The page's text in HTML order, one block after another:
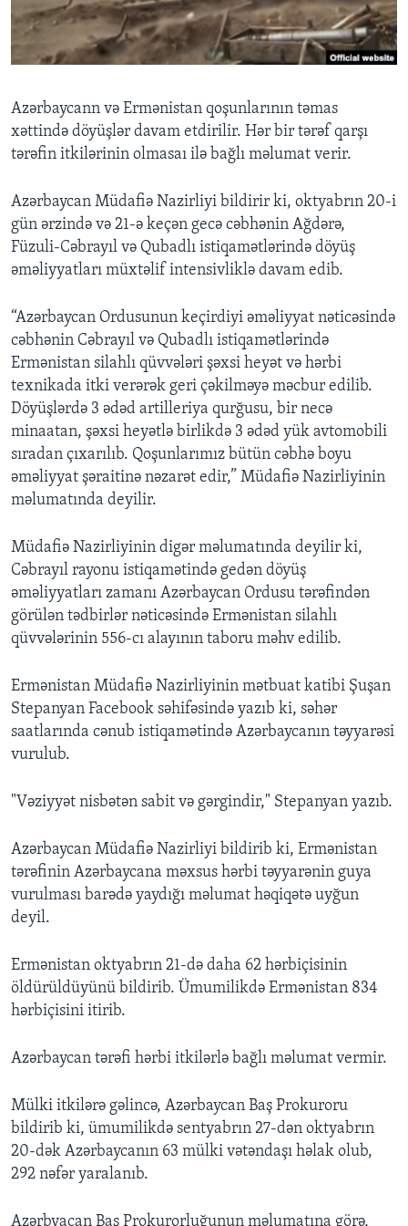
BIZI IZLƏYIN
Dillər
Azərbaycann və Ermənistan qoşunlarının təmas
xəttində döyüşlər davam etdirilir. Hər bir tərəf qarşı
tərəfin itkilərinin olmasaı ilə bağlı məlumat verir.
Azərbaycan Müdafiə Nazirliyi bildirir ki, oktyabrın 20-i
gün ərzində və 21-ə keçən gecə cəbhənin Ağdərə,
Füzuli-Cəbrayıl və Qubadlı istiqamətlərində döyüş
əməliyyatları müxtəlif intensivliklə davam edib.
“Azərbaycan Ordusunun keçirdiyi əməliyyat nəticəsində
cəbhənin Cəbrayıl və Qubadlı istiqamətlərində
Ermənistan silahlı qüvvələri şəxsi heyət və hərbi
texnikada itki verərək geri çəkilməyə məcbur edilib.
Döyüşlərdə 3 ədəd artilleriya qurğusu, bir necə
minaatan, şəxsi heyətlə birlikdə 3 ədəd yük avtomobili
sıradan çıxarılıb. Qoşunlarımız bütün cəbhə boyu
əməliyyat şəraitinə nəzarət edir,” Müdafiə Nazirliyinin
məlumatında deyilir.
Müdafiə Nazirliyinin digər məlumatında deyilir ki,
Cəbrayıl rayonu istiqamətində gedən döyüş
əməliyyatları zamanı Azərbaycan Ordusu tərəfindən
görülən tədbirlər nəticəsində Ermənistan silahlı
qüvvələrinin 556-cı alayının taboru məhv edilib.
Ermənistan Müdafiə Nazirliyinin mətbuat katibi Şuşan
Stepanyan Facebook səhifəsində yazıb ki, səhər
saatlarında cənub istiqamətində Azərbaycanın təyyarəsi
vurulub.
"Vəziyyət nisbətən sabit və gərgindir," Stepanyan yazıb.
Azərbaycan Müdafiə Nazirliyi bildirib ki, Ermənistan
tərəfinin Azərbaycana məxsus hərbi təyyarənin guya
vurulması barədə yaydığı məlumat həqiqətə uyğun
deyil.
Ermənistan oktyabrın 21-də daha 62 hərbiçisinin
öldürüldüyünü bildirib. Ümumilikdə Ermənistan 834
hərbiçisini itirib.
Azərbaycan tərəfi hərbi itkilərlə bağlı məlumat vermir.
Mülki itkilərə gəlincə, Azərbaycan Baş Prokuroru
bildirib ki, ümumilikdə sentyabrın 27-dən oktyabrın
20-dək Azərbaycanın 63 mülki vətəndaşı həlak olub,
292 nəfər yaralanıb.
Azərbyacan Baş Prokurorluğunun məlumatına görə,